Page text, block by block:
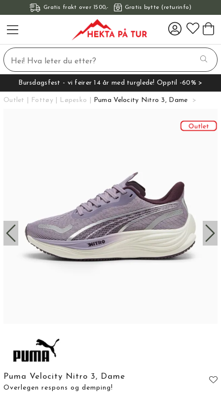
Gratis frakt over 1500,- Gratis bytte (returinfo)
Bursdagsfest - vi feirer 14 år med turglede! Opptil -60% >
Outlet Fottøy Løpesko Puma Velocity Nitro 3, Dame
Puma Velocity Nitro 3, Dame
Overlegen respons og demping!